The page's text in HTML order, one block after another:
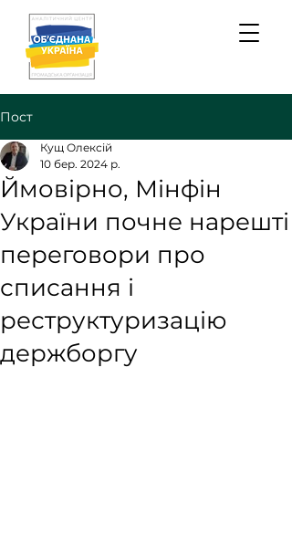
Пост
Ймовірно, Мінфін
України почне нарешті
переговори про
списання і
реструктуризацію
держборгу
Кущ Олексій
10 бер. 2024 р.